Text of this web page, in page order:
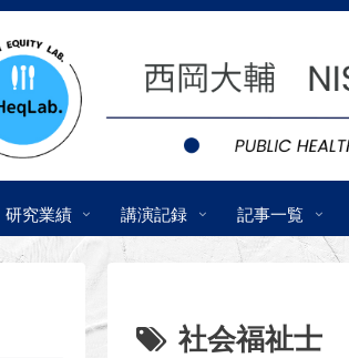
研究業績 講演記録 記事一覧
社会福祉士